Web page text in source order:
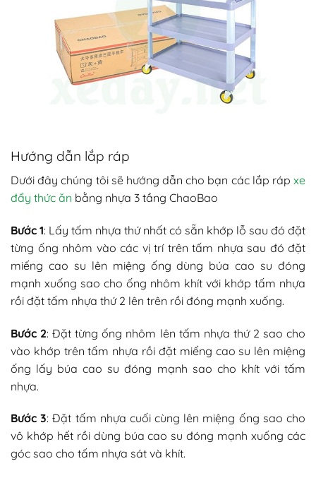
Hướng dẫn lắp ráp
Dưới đây chúng tôi sẽ hướng dẫn cho bạn các lắp ráp xe
đẩy thức ăn bằng nhựa 3 tầng ChaoBao
Bước 1: Lấy tấm nhựa thứ nhất có sẵn khớp lỗ sau đó đặt
từng ống nhôm vào các vị trí trên tấm nhựa sau đó đặt
miếng cao su lên miệng ống dùng búa cao su đóng
mạnh xuống sao cho ống nhôm khít với khớp tấm nhựa
rồi đặt tấm nhựa thứ 2 lên trên rồi đóng mạnh xuống.
Bước 2: Đặt từng ống nhôm lên tấm nhựa thứ 2 sao cho
vào khớp trên tấm nhựa rồi đặt miếng cao su lên miệng
ống lấy búa cao su đóng mạnh sao cho khít với tấm
nhựa.
Bước 3: Đặt tấm nhựa cuối cùng lên miệng ống sao cho
vô khớp hết rồi dùng búa cao su đóng mạnh xuống các
góc sao cho tấm nhựa sát và khít.